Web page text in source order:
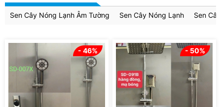
Sen Cây Nóng Lạnh Âm Tường Sen Cây Nóng Lạnh Sen
- 46% - 50%